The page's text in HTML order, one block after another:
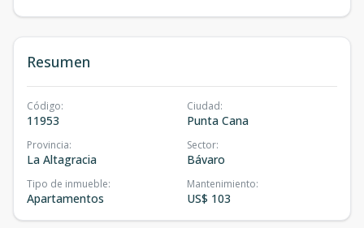
Resumen
Código:
11953
Ciudad:
Punta Cana
Provincia:
La Altagracia
Sector:
Bávaro
Tipo de inmueble:
Apartamentos
Mantenimiento:
US$ 103